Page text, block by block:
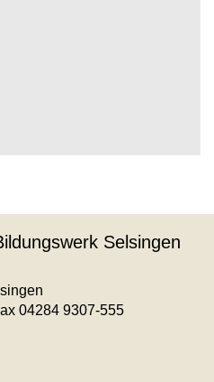
Selsingen
04284 9307-555